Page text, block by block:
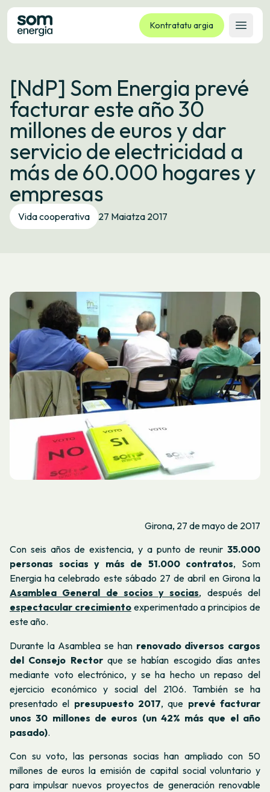
Kontratatu argia
Ireki
Tarifak
Zerbitzuak
Enpresak
Kooperatiba
Kontaktua
Izapideak
Bulego Birtuala
Hizkuntza: ES CA GL EU
[NdP] Som Energia prevé
facturar este año 30
millones de euros y dar
servicio de electricidad a
más de 60.000 hogares y
empresas
Vida cooperativa 27 Maiatza 2017
Girona, 27 de mayo de 2017
Con seis años de existencia, y a punto de reunir 35.000
personas socias y más de 51.000 contratos, Som
Energia ha celebrado este sábado 27 de abril en Girona la
Asamblea General de socios y socias, después del
espectacular crecimientoexperimentado a principios de
este año.
Durante la Asamblea se han renovado diversos cargos
del Consejo Rectorque se habían escogido días antes
mediante voto electrónico, y se ha hecho un repaso del
ejercicio económico y social del 2106. También se ha
presentado el presupuesto 2017, que prevé facturar
unos 30 millones de euros (un 42% más que el año
pasado).
Con su voto, las personas socias han ampliado con 50
millones de euros la emisión de capital social voluntario y
para impulsar nuevos proyectos de generación renovable